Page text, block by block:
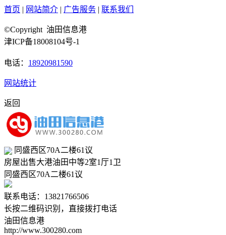
首页 | 网站简介 | 广告服务 | 联系我们
©Copyright 油田信息港
津ICP备18008104号-1
电话： 18920981590
网站统计
返回
同盛西区70A二楼61议
房屋出售大港油田中等2室1厅1卫
同盛西区70A二楼61议
联系电话：13821766506
长按二维码识别，直接拨打电话
油田信息港
http://www.300280.com